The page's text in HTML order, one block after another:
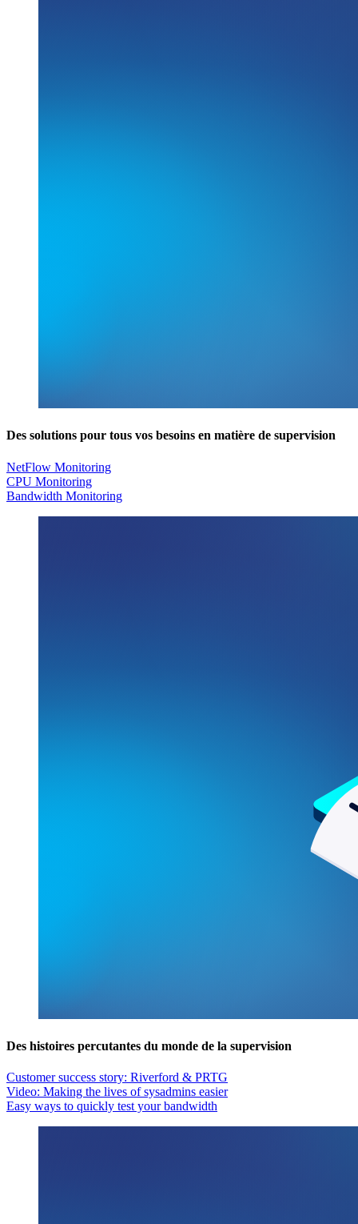
Des solutions pour tous vos besoins en matière de supervision
NetFlow Monitoring
CPU Monitoring
Bandwidth Monitoring
Des histoires percutantes du monde de la supervision
Customer success story: Riverford & PRTG
Video: Making the lives of sysadmins easier
Easy ways to quickly test your bandwidth